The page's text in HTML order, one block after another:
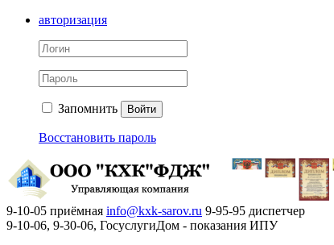
авторизация
Запомнить Войти
Восстановить пароль
9-10-05 приёмная info@kxk-sarov.ru 9-95-95 диспетчер
9-10-06, 9-30-06, ГосуслугиДом - показания ИПУ